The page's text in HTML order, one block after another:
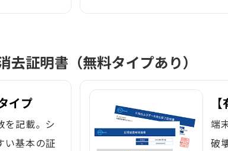
去証明書（無料タイプあり）
イプ
を記載。シ
い基本の証
端
破